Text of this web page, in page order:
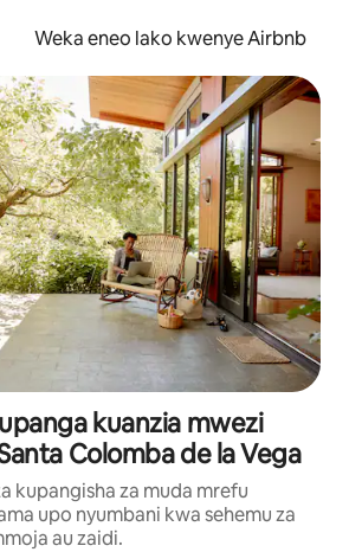
Weka eneo lako kwenye Airbnb
kuanzia mwezi
Colomba de la Vega
kupangisha za muda mrefu
upo nyumbani kwa sehemu za
au zaidi.